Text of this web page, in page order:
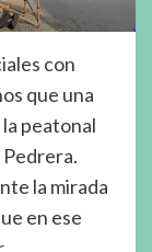
con
que una
peatonal
Pedrera.
la mirada
en ese